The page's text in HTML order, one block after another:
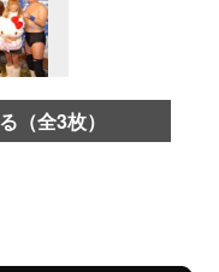
（全3枚）